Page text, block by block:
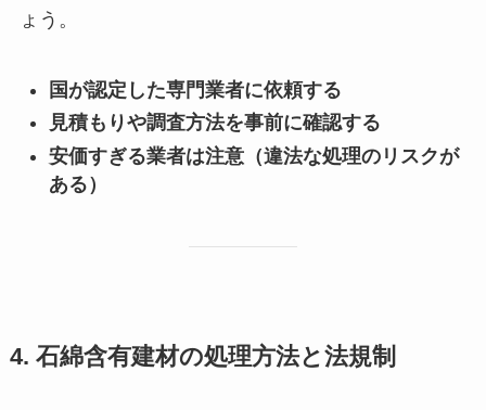
ょう。
国が認定した専門業者に依頼する
見積もりや調査方法を事前に確認する
安価すぎる業者は注意（違法な処理のリスクが
ある）
4. 石綿含有建材の処理方法と法規制